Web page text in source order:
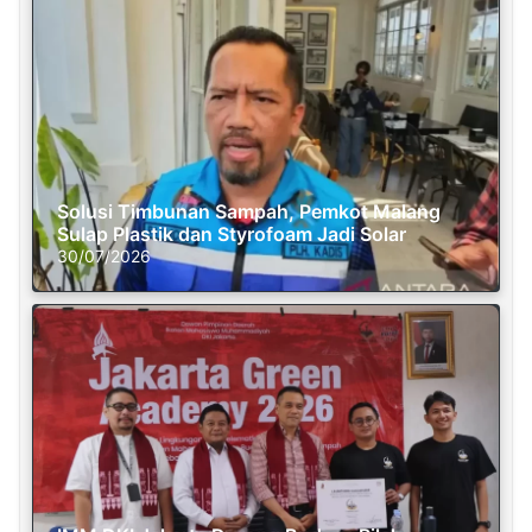
Solusi Timbunan Sampah, Pemkot Malang
Sulap Plastik dan Styrofoam Jadi Solar
30/07/2026